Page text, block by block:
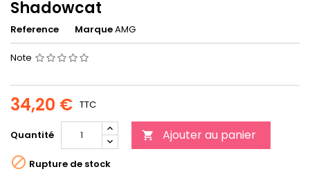
Shadowcat
Reference MarqueAMG
Note
34,20 € TTC
Quantité  Ajouter au panier
 Rupture de stock